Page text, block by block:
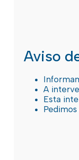
Aviso
A
Esta